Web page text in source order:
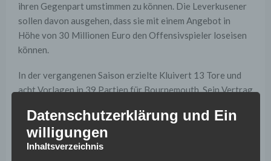
ihren Gegenpart umstimmen zu können. Die Leverkusener
sollen davon ausgehen, dass sie mit einem Angebot in
Höhe von 30 Millionen Euro den Offensivspieler loseisen
können.
In der vergangenen Saison erzielte Kluivert 13 Tore und
acht Vorlagen in 39 Partien für Bournemouth. Sein Vertrag
Weitere News und Transfergerüchte rund um den
Datenschutzerklärung und Ein
willigungen
Inhaltsverzeichnis